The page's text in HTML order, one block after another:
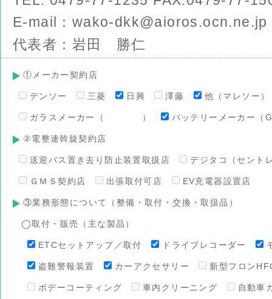
E-mail：wako-dkk@aioros.ocn.ne.jp
代表者：岩田 勝仁
①メーカー契約店
デンソー 三菱 日興 澤藤 他（マレソー）
ガラスメーカー（ ） バッテリーメーカー（
②電整連斡旋契約店
送迎バス置き去り防止装置取扱店 デジタコ（セント
ＧＭＳ契約店 出張取付可店 EV充電器設置店
③業務形態について（整備・取付・交換・取扱品）
◯取付・販売（主な製品）
ETCセットアップ／取付 ドライブレコーダー
盗難警報装置 カーアクセサリー 新型フロン
ボデーコーティング 車内クリーニング 自動車